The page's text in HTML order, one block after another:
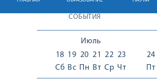
СОБЫТИЯ
Июль
18
Сб
19
Вс
20
Пн
21
Вт
22
Ср
23
Чт
24
Пт